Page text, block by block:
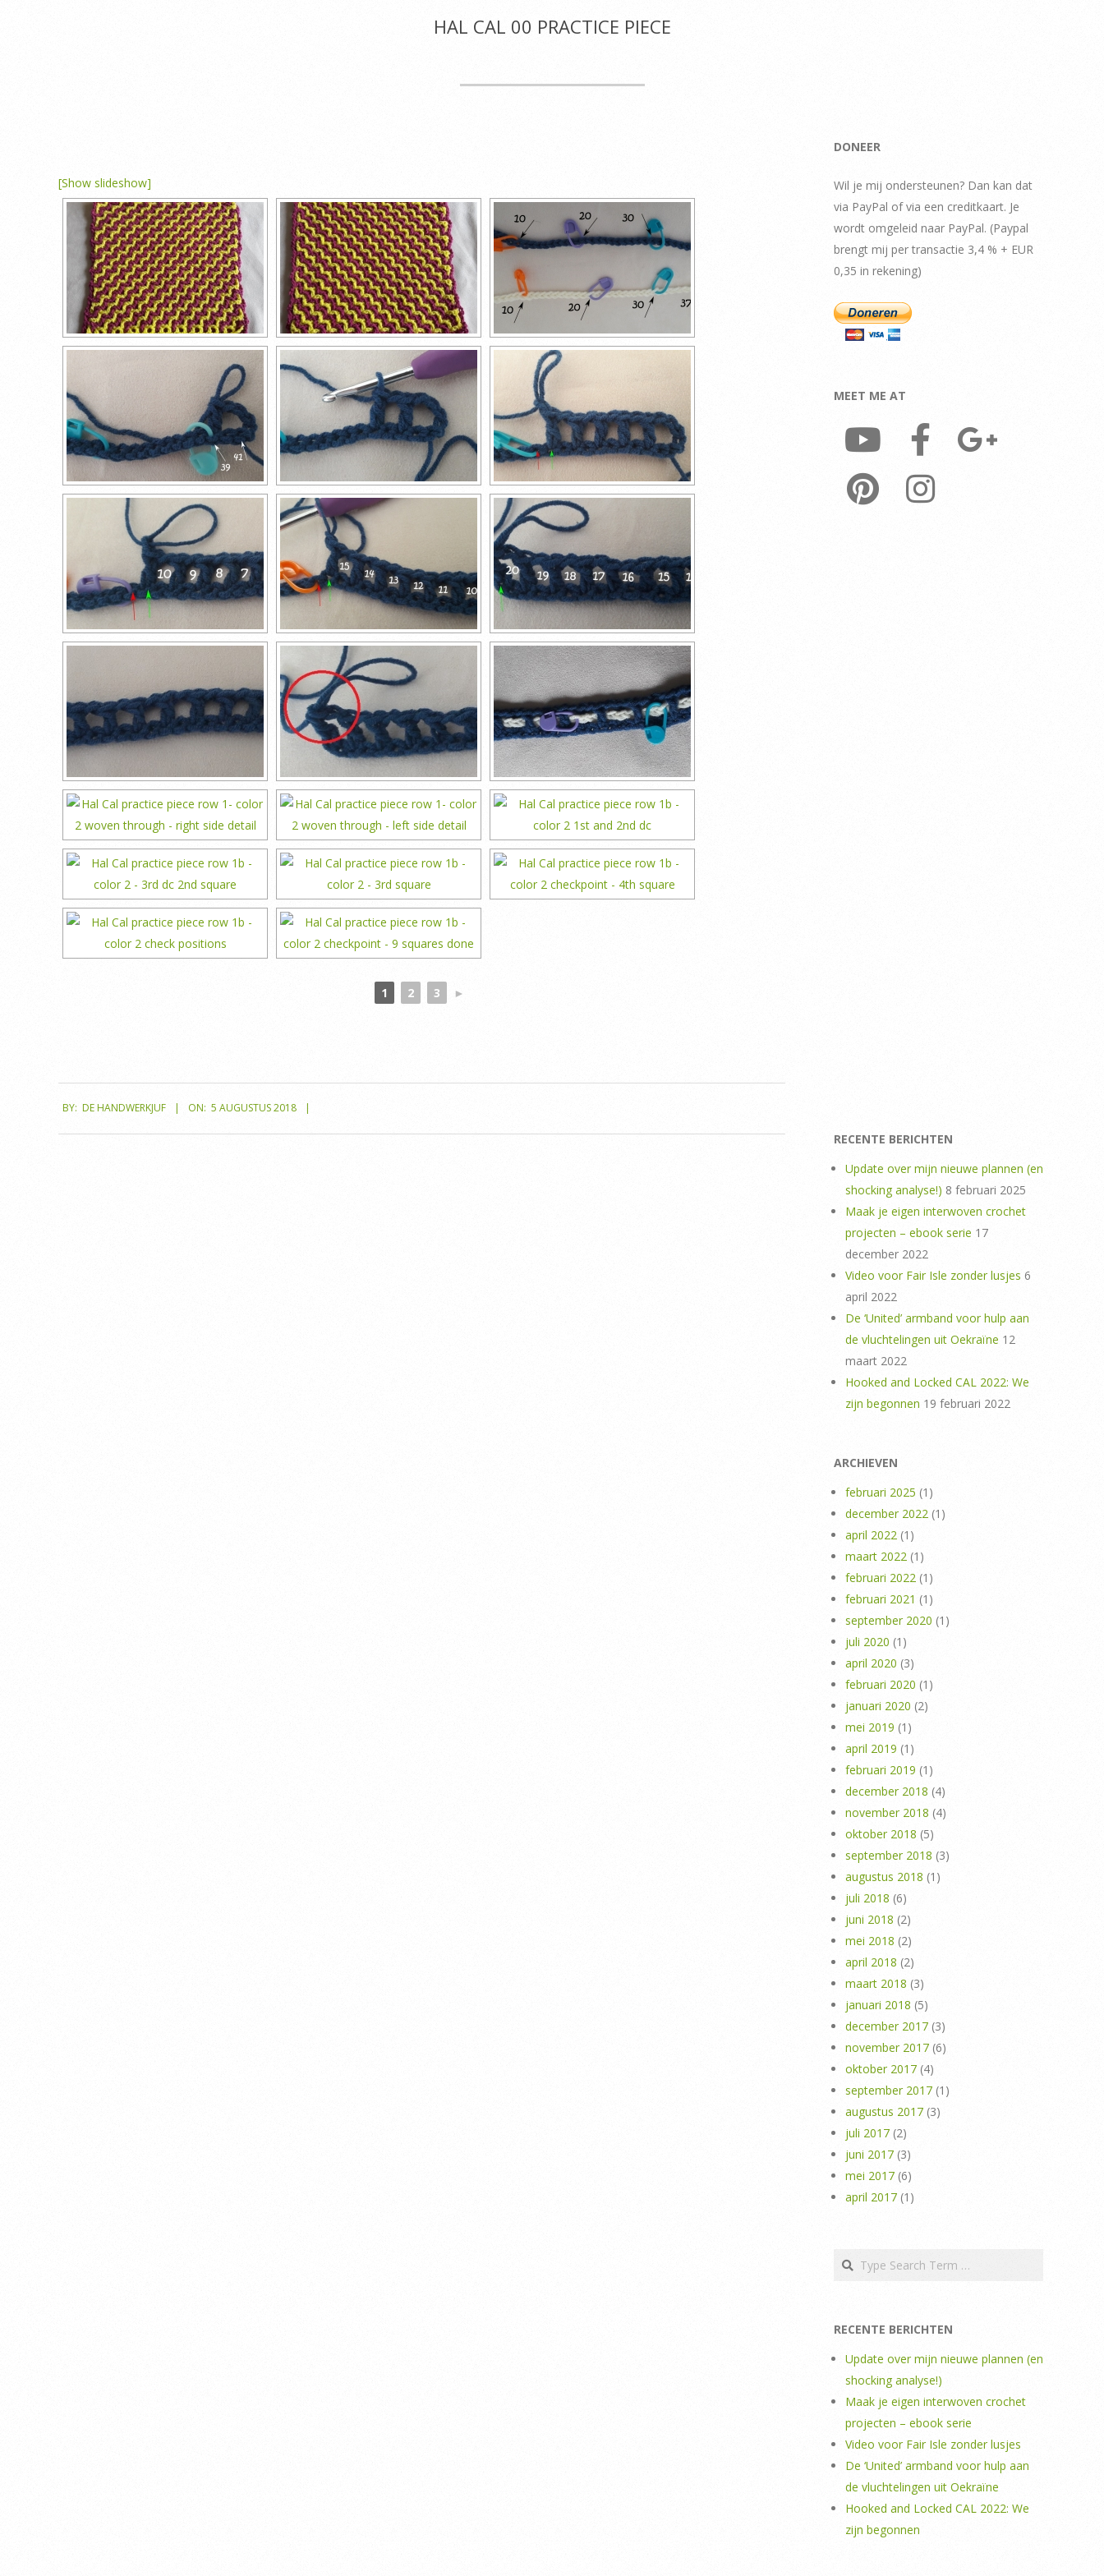
HAL CAL 00 PRACTICE PIECE
[Show slideshow]
1 2 3 ►
08-
05
BY: DE HANDWERKJUF ON: 5 AUGUSTUS 2018
DONEER
Wil je mij ondersteunen? Dan kan dat
via PayPal of via een creditkaart. Je
wordt omgeleid naar PayPal. (Paypal
brengt mij per transactie 3,4 % + EUR
0,35 in rekening)
MEET ME AT
RECENTE BERICHTEN
Update over mijn nieuwe plannen (en
shocking analyse!) 8 februari 2025
Maak je eigen interwoven crochet
projecten – ebook serie 17
december 2022
Video voor Fair Isle zonder lusjes 6
april 2022
De ‘United’ armband voor hulp aan
de vluchtelingen uit Oekraïne 12
maart 2022
Hooked and Locked CAL 2022: We
zijn begonnen 19 februari 2022
ARCHIEVEN
februari 2025 (1)
december 2022 (1)
april 2022 (1)
maart 2022 (1)
februari 2022 (1)
februari 2021 (1)
september 2020 (1)
juli 2020 (1)
april 2020 (3)
februari 2020 (1)
januari 2020 (2)
mei 2019 (1)
april 2019 (1)
februari 2019 (1)
december 2018 (4)
november 2018 (4)
oktober 2018 (5)
september 2018 (3)
augustus 2018 (1)
juli 2018 (6)
juni 2018 (2)
mei 2018 (2)
april 2018 (2)
maart 2018 (3)
januari 2018 (5)
december 2017 (3)
november 2017 (6)
oktober 2017 (4)
september 2017 (1)
augustus 2017 (3)
juli 2017 (2)
juni 2017 (3)
mei 2017 (6)
april 2017 (1)
Search
RECENTE BERICHTEN
Update over mijn nieuwe plannen (en
shocking analyse!)
Maak je eigen interwoven crochet
projecten – ebook serie
Video voor Fair Isle zonder lusjes
De ‘United’ armband voor hulp aan
de vluchtelingen uit Oekraïne
Hooked and Locked CAL 2022: We
zijn begonnen